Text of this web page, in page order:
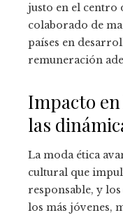
justo en el centro
colaborado de
países en
remuneración
Impacto
las
La moda ética
cultural que
responsable, y
los más jóvenes,